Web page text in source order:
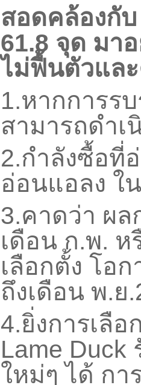
สอดคล้องกั
61.8 จุด มา
ไม่ฟื้นตัวแล
1.หากการร
สามารถดำ
2.กำลังซื้อที่
อ่อนแอลง ใ
3.คาดว่า ผล
เดือน ก.พ. ห
เลือกตั้ง โอ
ถึงเดือน พ.ย.
4.ยิ่งการเลือ
Lame Duck
ใหม่ๆ ได้ กา